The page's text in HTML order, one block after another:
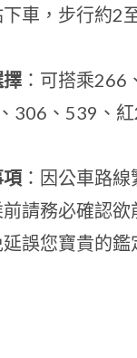
車，步行約2
：可搭乘266
306、539、
：因公車路
請務必確認欲
誤您寶貴的鑑